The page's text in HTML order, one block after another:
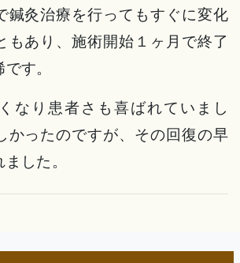
鍼灸治療を行ってもすぐに変化
もあり、施術開始１ヶ月で終了
す。
なり患者さも喜ばれていまし
かったのですが、その回復の早
した。